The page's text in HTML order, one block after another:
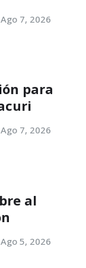
Ago 7, 2026
para
Ago 7, 2026
al
Ago 5, 2026